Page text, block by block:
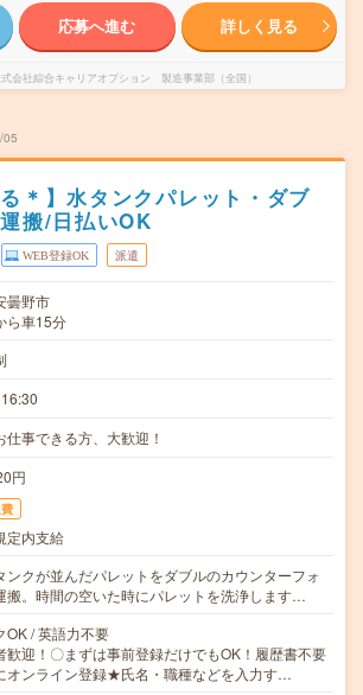
応募へ進む 詳しく見る
会社綜合キャリアオプション 製造事業部（全国）
05
る＊】水タンクパレット・ダブ
搬/日払いOK
WEB登録OK 派遣
曇野市
ら車15分
仕事できる方、大歓迎！
円
定内支給
ンクが並んだパレットをダブルのカウンターフォ
搬。時間の空いた時にパレットを洗浄します…
OK / 英語力不要
迎！〇まずは事前登録だけでもOK！履歴書不要
オンライン登録★氏名・職種などを入力す…